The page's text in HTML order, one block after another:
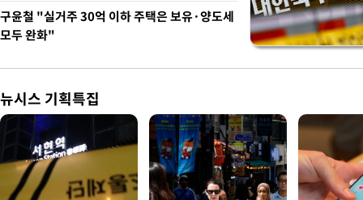
구윤철 "실거주 30억 이하 주택은 보유·양도세
모두 완화"
뉴시스 기획특집